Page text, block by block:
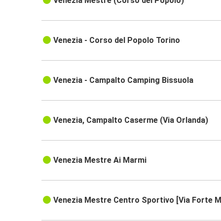
Venezia - Corso del Popolo Torino
Venezia - Campalto Camping Bissuola
Venezia, Campalto Caserme (Via Orlanda)
Venezia Mestre Ai Marmi
Venezia Mestre Centro Sportivo [Via Forte